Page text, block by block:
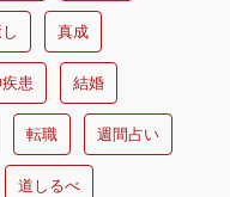
真成
患 結婚
転職 週間占い
道しるべ